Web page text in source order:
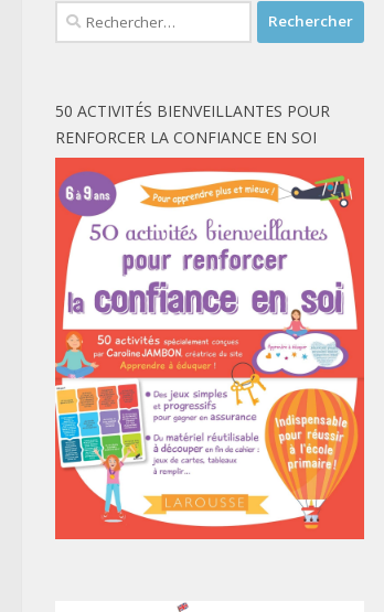
Rechercher :
50 ACTIVITÉS BIENVEILLANTES POUR
RENFORCER LA CONFIANCE EN SOI